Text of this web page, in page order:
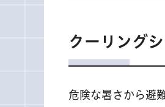
クーリング
危険な暑さから避